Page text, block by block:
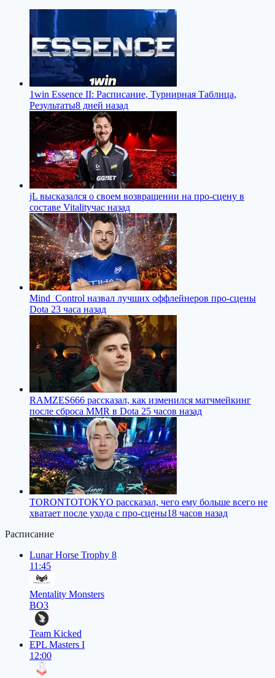
1win Essence II: Расписание, Турнирная Таблица,
Результаты8 дней назад
jL высказался о своем возвращении на про-сцену в
составе Vitalityчас назад
Mind_Control назвал лучших оффлейнеров про-сцены
Dota 23 часа назад
RAMZES666 рассказал, как изменился матчмейкинг
после сброса MMR в Dota 25 часов назад
TORONTOTOKYO рассказал, чего ему больше всего не
хватает после ухода с про-сцены18 часов назад
Расписание
Lunar Horse Trophy 8
11:45
Mentality Monsters
BO3
Team Kicked
EPL Masters I
12:00